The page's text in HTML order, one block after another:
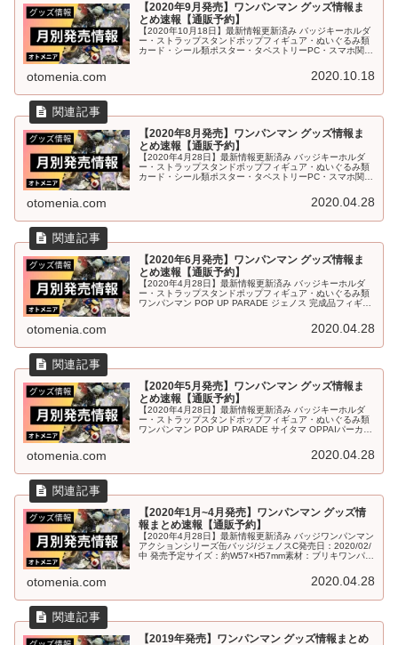
【2020年9月発売】ワンパンマン グッズ情報ま
とめ速報【通販予約】
【2020年10月18日】最新情報更新済み バッジキーホルダ
ー・ストラップスタンドポップフィギュア・ぬいぐるみ類
カード・シール類ポスター・タペストリーPC・スマホ関連
otomenia.com 2020.10.18
【2020年8月発売】ワンパンマン グッズ情報ま
とめ速報【通販予約】
【2020年4月28日】最新情報更新済み バッジキーホルダ
ー・ストラップスタンドポップフィギュア・ぬいぐるみ類
カード・シール類ポスター・タペストリーPC・スマホ関連
otomenia.com 2020.04.28
【2020年6月発売】ワンパンマン グッズ情報ま
とめ速報【通販予約】
【2020年4月28日】最新情報更新済み バッジキーホルダ
ー・ストラップスタンドポップフィギュア・ぬいぐるみ類
ワンパンマン POP UP PARADE ジェノス 完成品フィギュ
otomenia.com 2020.04.28
【2020年5月発売】ワンパンマン グッズ情報ま
とめ速報【通販予約】
【2020年4月28日】最新情報更新済み バッジキーホルダ
ー・ストラップスタンドポップフィギュア・ぬいぐるみ類
ワンパンマン POP UP PARADE サイタマ OPPAIパーカー
otomenia.com 2020.04.28
【2020年1月~4月発売】ワンパンマン グッズ情
報まとめ速報【通販予約】
【2020年4月28日】最新情報更新済み バッジワンパンマン
アクションシリーズ缶バッジ/ジェノスC発売日：2020/02/
中 発売予定サイズ：約W57×H57mm素材：ブリキワンパン
otomenia.com 2020.04.28
【2019年発売】ワンパンマン グッズ情報まとめ